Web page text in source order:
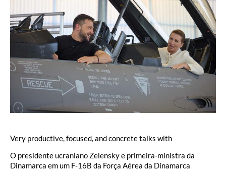
Very productive, focused, and concrete talks with
O presidente ucraniano Zelensky e primeira-ministra da
Dinamarca em um F-16B da Força Aérea da Dinamarca